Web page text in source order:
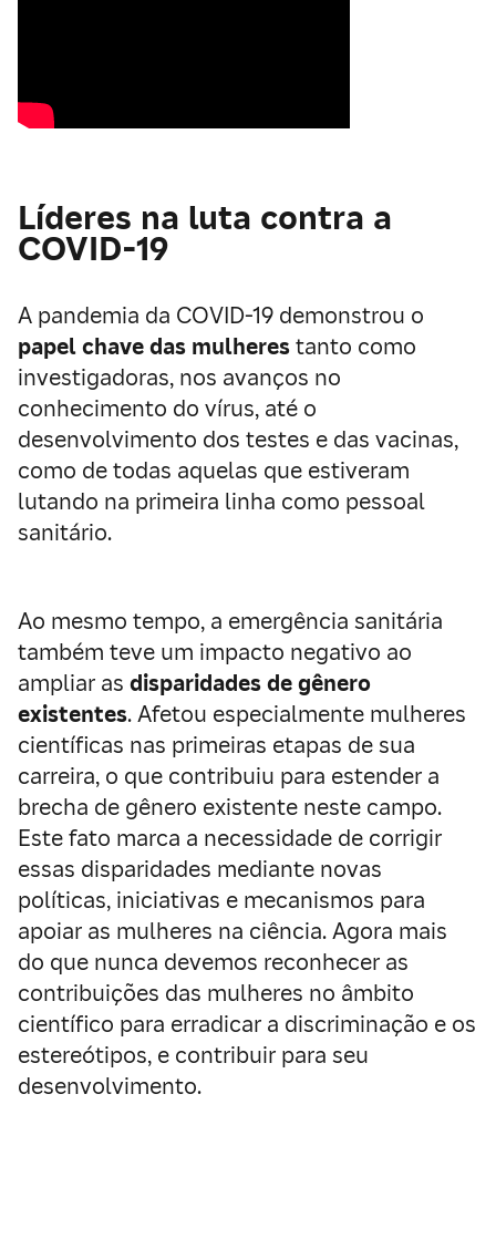
Líderes na luta contra a
COVID-19
A pandemia da COVID-19 demonstrou o
papel chave das mulherestanto como
investigadoras, nos avanços no
conhecimento do vírus, até o
desenvolvimento dos testes e das vacinas,
como de todas aquelas que estiveram
lutando na primeira linha como pessoal
sanitário.
Ao mesmo tempo, a emergência sanitária
também teve um impacto negativo ao
ampliar as disparidades de gênero
existentes. Afetou especialmente mulheres
científicas nas primeiras etapas de sua
carreira, o que contribuiu para estender a
brecha de gênero existente neste campo.
Este fato marca a necessidade de corrigir
essas disparidades mediante novas
políticas, iniciativas e mecanismos para
apoiar as mulheres na ciência. Agora mais
do que nunca devemos reconhecer as
contribuições das mulheres no âmbito
científico para erradicar a discriminação e os
estereótipos, e contribuir para seu
desenvolvimento.